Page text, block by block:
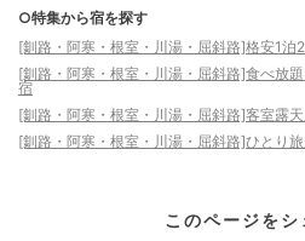
○特集から宿を探す
[釧路・阿寒・根室・川湯・屈斜路]格安1泊
[釧路・阿寒・根室・川湯・屈斜路]食べ放
宿
[釧路・阿寒・根室・川湯・屈斜路]客室露
[釧路・阿寒・根室・川湯・屈斜路]ひとり
このページをシ